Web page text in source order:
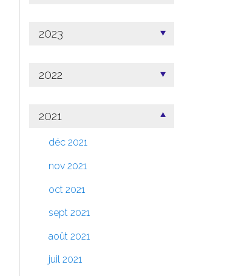
2023
2022
2021
déc 2021
nov 2021
oct 2021
sept 2021
août 2021
juil 2021